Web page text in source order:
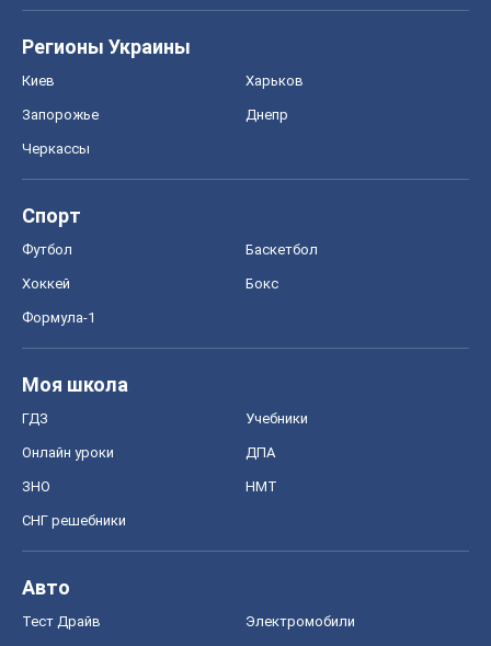
Регионы Украины
Киев Харьков
Запорожье Днепр
Черкассы
Спорт
Футбол Баскетбол
Хоккей Бокс
Формула-1
Моя школа
ГДЗ Учебники
Онлайн уроки ДПА
ЗНО НМТ
СНГ решебники
Авто
Тест Драйв Электромобили